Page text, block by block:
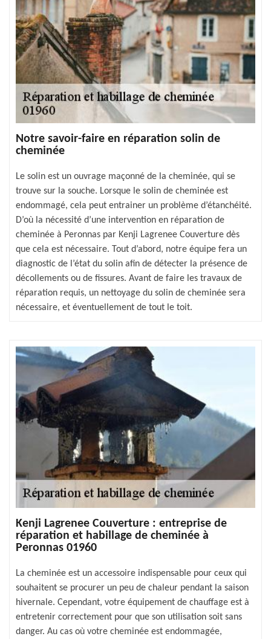
Notre savoir-faire en réparation solin de
cheminée
Le solin est un ouvrage maçonné de la cheminée, qui se
trouve sur la souche. Lorsque le solin de cheminée est
endommagé, cela peut entrainer un problème d’étanchéité.
D’où la nécessité d’une intervention en réparation de
cheminée à Peronnas par Kenji Lagrenee Couverture dès
que cela est nécessaire. Tout d’abord, notre équipe fera un
diagnostic de l’état du solin afin de détecter la présence de
décollements ou de fissures. Avant de faire les travaux de
réparation requis, un nettoyage du solin de cheminée sera
nécessaire, et éventuellement de tout le toit.
Kenji Lagrenee Couverture : entreprise de
réparation et habillage de cheminée à
Peronnas 01960
La cheminée est un accessoire indispensable pour ceux qui
souhaitent se procurer un peu de chaleur pendant la saison
hivernale. Cependant, votre équipement de chauffage est à
entretenir correctement pour que son utilisation soit sans
danger. Au cas où votre cheminée est endommagée,